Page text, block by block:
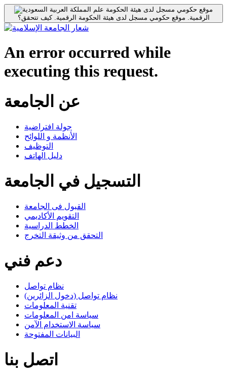
موقع حكومي مسجل لدى هيئة الحكومة
الرقمية. موقع حكومي مسجل لدى هيئة الحكومة الرقمية.كيف تتحقق؟
An error occurred while
executing this request.
عن الجامعة
جولة افتراضية
الأنظمة و اللوائح
التوظيف
دليل الهاتف
التسجيل في الجامعة
القبول فى الجامعة
التقويم الأكاديمي
الخطط الدراسية
التحقق من وثيقة التخرج
دعم فني
نظام تواصل
نظام تواصل (دخول الزائرين)
تقنية المعلومات
سياسة امن المعلومات
سياسة الاستخدام الآمن
البيانات المفتوحة
اتصل بنا